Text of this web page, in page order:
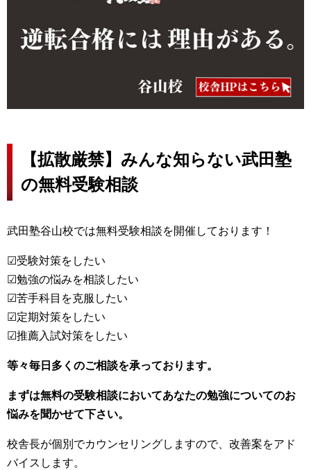
【拡散厳禁】みんな知らない武田塾
の無料受験相談
武田塾谷山校では無料受験相談を開催しております！
☑受験対策をしたい
☑勉強の悩みを相談したい
☑苦手科目を克服したい
☑定期対策をしたい
☑推薦入試対策をしたい
等々毎日多くのご相談を承っております。
まずは無料の受験相談においてあなたの勉強についてのお
悩みを聞かせて下さい。
校舎長が個別でカウンセリングしますので、改善案をアド
バイスします。